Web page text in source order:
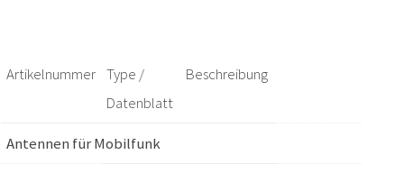
Artikelnummer Type /
Datenblatt
Beschreibung
Antennen für Mobilfunk